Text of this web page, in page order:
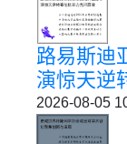
路易斯迪
演惊天逆
2026-08-05